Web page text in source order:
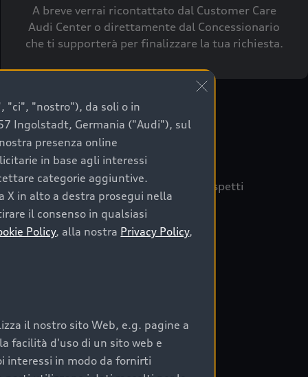
A breve verrai ricontattato dal Customer Care
Audi Center o direttamente dal Concessionario
che ti supporterà per finalizzare la tua richiesta.
sicuro, è essenziale considerare aspetti
Prima Scelta :plus
nel tempo;
"ci", "nostro"), da soli o in
Ingolstadt, Germania ("Audi"), sul
presenza online
in base agli interessi
categorie aggiuntive.
in alto a destra prosegui nella
il consenso in qualsiasi
Policy, alla nostra Privacy Policy,
il nostro sito Web, e.g. pagine a
facilità d'uso di un sito web e
interessi in modo da fornirti